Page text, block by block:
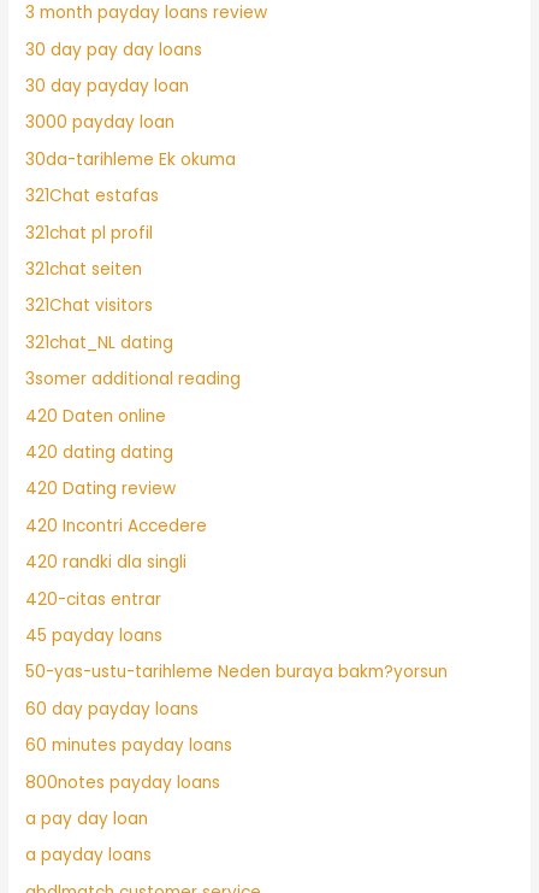
3 month payday loans review
30 day pay day loans
30 day payday loan
3000 payday loan
30da-tarihleme Ek okuma
321Chat estafas
321chat pl profil
321chat seiten
321Chat visitors
321chat_NL dating
3somer additional reading
420 Daten online
420 dating dating
420 Dating review
420 Incontri Accedere
420 randki dla singli
420-citas entrar
45 payday loans
50-yas-ustu-tarihleme Neden buraya bakm?yorsun
60 day payday loans
60 minutes payday loans
800notes payday loans
a pay day loan
a payday loans